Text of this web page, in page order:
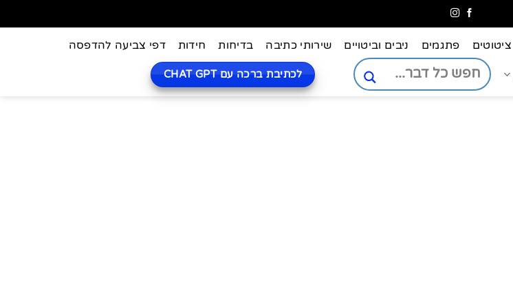
ציטוטים פתגמים ניבים וביטויים שירותי כתיבה בדיחות חידות דפי צביעה להדפסה
לכתיבת ברכה עם CHAT GPT